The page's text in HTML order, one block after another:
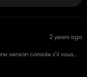
2 years ago
version console s’il vous
mais avec la marque